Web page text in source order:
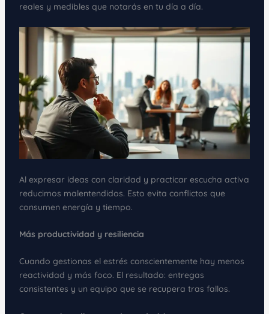
reales y medibles que notarás en tu día a día.
Al expresar ideas con claridad y practicar escucha activa
reducimos malentendidos. Esto evita conflictos que
consumen energía y tiempo.
Más productividad y resiliencia
Cuando gestionas el estrés conscientemente hay menos
reactividad y más foco. El resultado: entregas
consistentes y un equipo que se recupera tras fallos.